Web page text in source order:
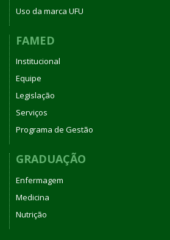
Uso da marca UFU
FAMED
Institucional
Equipe
Legislação
Serviços
Programa de Gestão
GRADUAÇÃO
Enfermagem
Medicina
Nutrição